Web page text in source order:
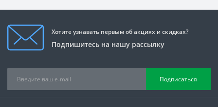
Хотите узнавать первым об акциях и скидках?
Подпишитесь на нашу рассылку
Подписаться